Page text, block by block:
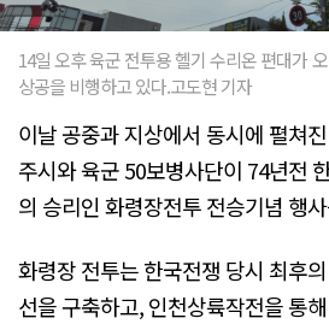
14일 오후 육군 전투용 헬기 수리온 편대가
상공을 비행하고 있다.고도현 기자
이날 공중과 지상에서 동시에 펼쳐
주시와 육군 50보병사단이 74년전
의 승리인 화령장전투 전승기념 행
화령장 전투는 한국전쟁 당시 최후
선을 구축하고, 인천상륙작전을 통